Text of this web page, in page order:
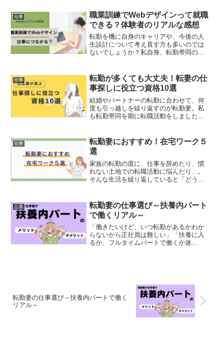
みも最小限。仕事によってはイベント時
期だけ集中して働けます。...
仕事
職業訓練でWebデザインって就職
できる？体験者のリアルな感想
転勤を機に自身のキャリアや、今後の人
生設計について考え直す方も多いのでは
ないでしょうか？私自身、転勤帯同のた
なってから初めての経験。そこで「ここ
まですべてがリセットされ...
仕事
転勤が多くても大丈夫！転妻の仕
事探しに役立つ資格10選
結婚やパートナーの転勤に合わせて、何
度も引っ越しを繰り返すのが転勤妻。私
も転勤帯同を期に転職活動をしました
リすることも…「転勤が決まったけど、
仕事が見つからない…転職活...
仕事
転勤妻におすすめ！在宅ワーク５
選
家族の転勤の度に、仕事を辞めたり、慣
れない土地での転職活動に悩んだり…。
そんな生活を繰り返していると「どうせ
ないでしょうか？でも、最近は自宅で出
来る仕事(在宅ワーク)...
仕事
転勤妻の仕事選び～扶養内パート
で働くリアル～
「働きたいけど、いつ転勤があるかわか
らないから正社員は難しい」「扶養に入
るか、フルタイムパートで働くか迷
転勤妻の仕事選び～扶養内パートで働く
リアル～